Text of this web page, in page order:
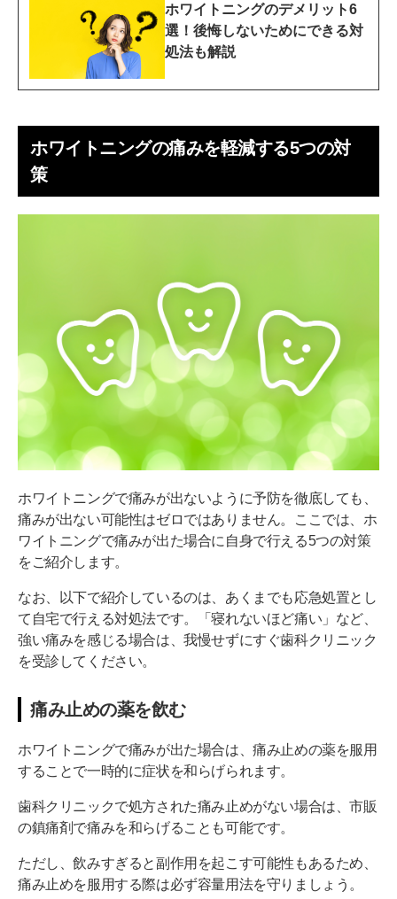
ホワイトニングのデメリット6
選！後悔しないためにできる対
処法も解説
ホワイトニングの痛みを軽減する5つの対
策
ホワイトニングで痛みが出ないように予防を徹底しても、
痛みが出ない可能性はゼロではありません。ここでは、ホ
ワイトニングで痛みが出た場合に自身で行える5つの対策
をご紹介します。
なお、以下で紹介しているのは、あくまでも応急処置とし
て自宅で行える対処法です。「寝れないほど痛い」など、
強い痛みを感じる場合は、我慢せずにすぐ歯科クリニック
を受診してください。
痛み止めの薬を飲む
ホワイトニングで痛みが出た場合は、痛み止めの薬を服用
することで一時的に症状を和らげられます。
歯科クリニックで処方された痛み止めがない場合は、市販
の鎮痛剤で痛みを和らげることも可能です。
ただし、飲みすぎると副作用を起こす可能性もあるため、
痛み止めを服用する際は必ず容量用法を守りましょう。